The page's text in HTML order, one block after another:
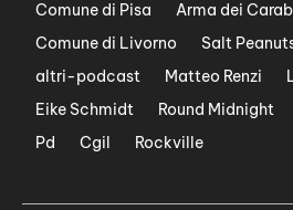
Comune di Pisa
Arma dei
Comune di Livorno
Salt
altri-podcast
Matteo Renzi
Eike Schmidt
Round Midnight
Pd
Cgil Rockville